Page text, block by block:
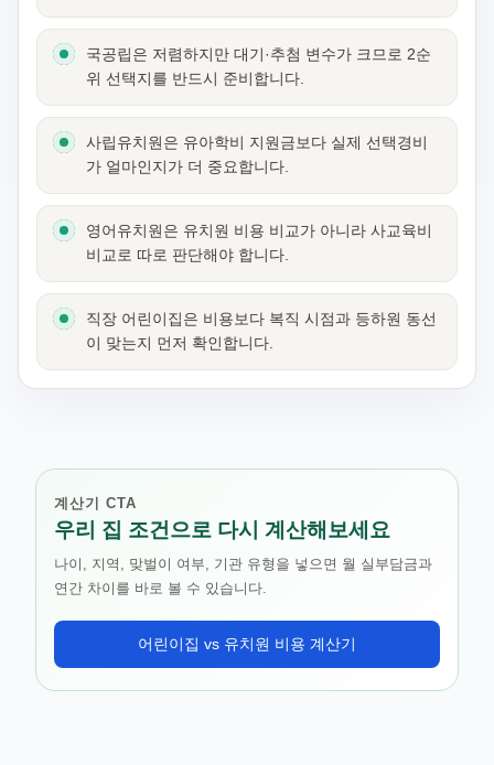
국공립은 저렴하지만 대기·추첨 변수가 크므로 2순
위 선택지를 반드시 준비합니다.
사립유치원은 유아학비 지원금보다 실제 선택경비
가 얼마인지가 더 중요합니다.
영어유치원은 유치원 비용 비교가 아니라 사교육비
비교로 따로 판단해야 합니다.
직장 어린이집은 비용보다 복직 시점과 등하원 동선
이 맞는지 먼저 확인합니다.
계산기 CTA
우리 집 조건으로 다시 계산해보세요
나이, 지역, 맞벌이 여부, 기관 유형을 넣으면 월 실부담금과
연간 차이를 바로 볼 수 있습니다.
어린이집 vs 유치원 비용 계산기